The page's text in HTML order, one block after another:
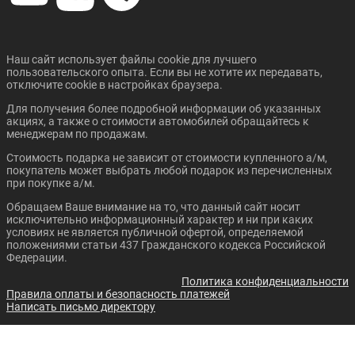
Цена от:
В кредит от:
40 023 ₽/мес.
Цена от:
В кредит от:
40 487 ₽/мес.
CHANGAN CS95 PLUS
Скоро в продаже
GEELY ICON
Цена от:
3 019 310 ₽
CHANGAN UNI-T
Цена от:
2 089 310 ₽
В кредит от:
CHANGAN CS35 PLUS
NEW
Цена от:
2 394 310 ₽
В кредит от:
CHANGAN CS75 PLUS CHANGAN CS95
Наш сайт использует файлы cookie для лучшего
пользовательского опыта. Если вы не хотите их передавать,
отключите cookie в настройках браузера.
Для получения более подробной информации об указанных
акциях, а также о стоимости автомобилей обращайтесь к
менеджерам по продажам.
Стоимость подарка не зависит от стоимости купленного а/м,
покупатель может выбрать любой подарок из перечисленных
при покупке а/м.
Обращаем Ваше внимание на то, что данный сайт носит
исключительно информационный характер и ни при каких
условиях не является публичной офертой, определяемой
положениями статьи 437 Гражданского кодекса Российской
Федерации.
Политика конфиденциальности
Правила оплаты и безопасность платежей
Написать письмо директору